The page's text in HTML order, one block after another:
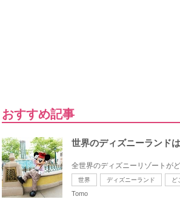
おすすめ記事
世界のディズニーランド
全世界のディズニーリゾートが
世界 ディズニーランド ど
Tomo